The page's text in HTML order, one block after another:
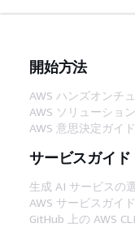
開始方法
AWS ハンズオンチ
AWS ソリューショ
AWS 意思決定ガイド
サービスガイド
生成 AI サービスの
AWS サービスガイド
GitHub 上の AWS